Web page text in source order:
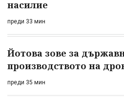
насилие
преди 33 мин
Йотова зове за
производството на
преди 35 мин